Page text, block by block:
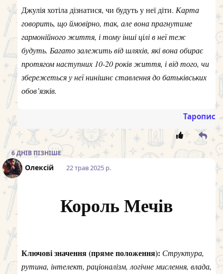
Джулія хотіла дізнатися, чи будуть у неї діти. Карта
говорить, що ймовірно, так, але вона прагнутиме
гармонійного життя, і тому інші цілі в неї теж
будуть. Багато залежить від шляхів, які вона обирає
протягом наступних 10-20 років життя, і від того, чи
збережеться у неї нинішнє ставлення до батьківських
обов’язків.
Таропис
6 ДНІВПІЗНІШЕ
Олексій 22 трав 2025 р.
Король Мечів
Ключові значення (пряме положення): Структура,
рутина, інтелект, раціоналізм, логічне мислення, влада,